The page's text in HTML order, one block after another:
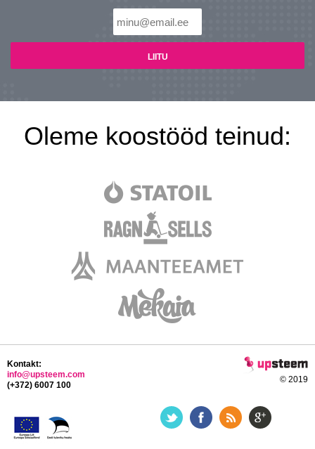
Oleme koostööd teinud:
© 2019
Kontakt:
info@upsteem.com
(+372) 6007 100